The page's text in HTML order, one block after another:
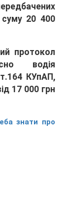
20 400
протокол
водія
КУпАП,
17 000 грн
знати про